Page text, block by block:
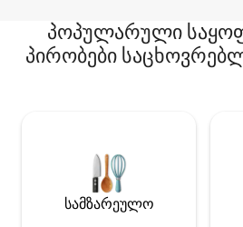
პოპულარული
პირობები
სამზარეულო